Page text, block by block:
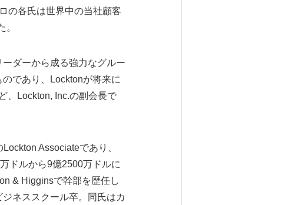
の各氏は世界中の当社顧客
ダーから成る強力なグルー
であり、Locktonが将来に
、Lockton, Inc.の副会長で
Associateであり、
ドルから9億2500万ドルに
& Higginsで幹部を歴任し
ネススクール卒。同氏はカ